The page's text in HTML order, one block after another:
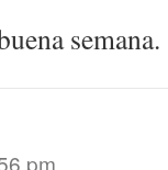
semana.
pm